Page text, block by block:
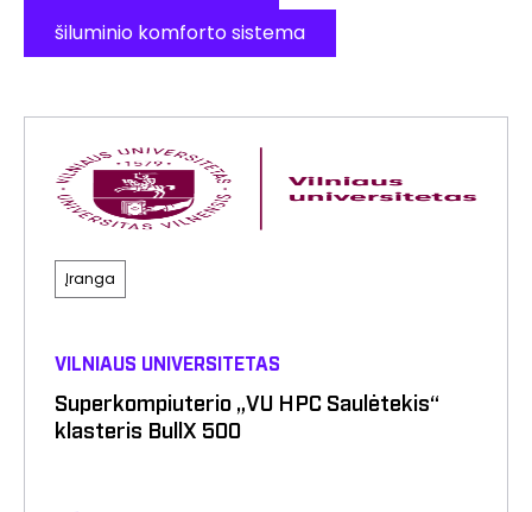
šiluminio komforto sistema
Įranga
VILNIAUS UNIVERSITETAS
Superkompiuterio „VU HPC Saulėtekis“
klasteris BullX 500